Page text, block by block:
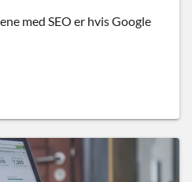
med SEO er hvis Google